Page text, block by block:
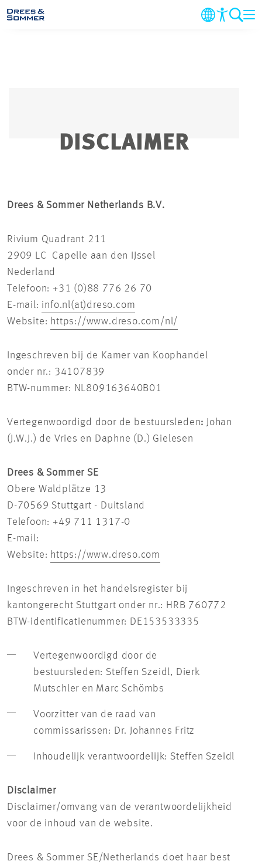
CONTACT
DISCLAIMER
Drees & Sommer Netherlands B.V.
Rivium Quadrant 211
2909 LC Capelle aan den IJssel
Nederland
Telefoon: +31 (0)88 776 26 70
E-mail: info.nl(at)dreso.com
Website: https://www.dreso.com/nl/
Ingeschreven bij de Kamer van Koophandel
onder nr.: 34107839
BTW-nummer: NL809163640B01
Vertegenwoordigd door de bestuursleden: Johan
(J.W.J.) de Vries en Daphne (D.) Gielesen
Drees & Sommer SE
Obere Waldplätze 13
D-70569 Stuttgart - Duitsland
Telefoon: +49 711 1317-0
E-mail:
Website: https://www.dreso.com
Ingeschreven in het handelsregister bij
kantongerecht Stuttgart onder nr.: HRB 760772
BTW-identificatienummer: DE153533335
Vertegenwoordigd door de
bestuursleden: Steffen Szeidl, Dierk
Mutschler en Marc Schömbs
Voorzitter van de raad van
commissarissen: Dr. Johannes Fritz
Inhoudelijk verantwoordelijk: Steffen Szeidl
Disclaimer
Disclaimer/omvang van de verantwoordelijkheid
voor de inhoud van de website.
Drees & Sommer SE/Netherlands doet haar best